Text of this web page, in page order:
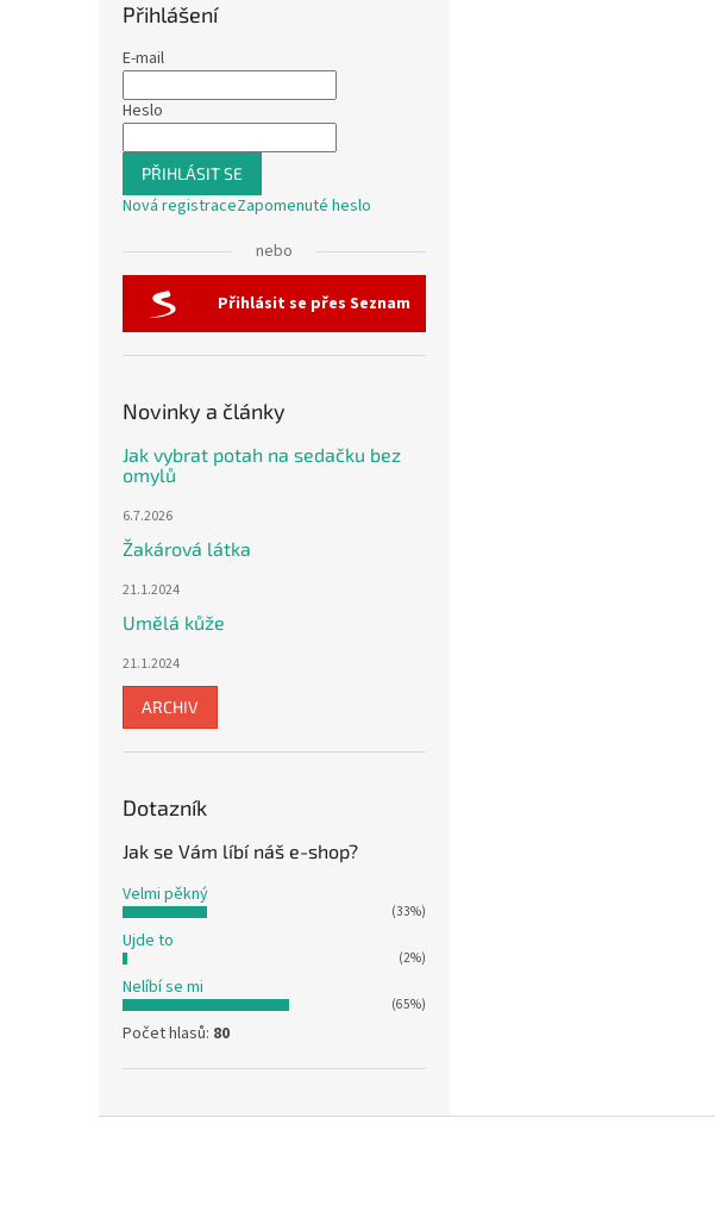
Přihlášení
E-mail
Heslo
PŘIHLÁSIT SE
Nová registraceZapomenuté heslo
nebo
Přihlásit se přes Seznam
Novinky a články
Jak vybrat potah na sedačku bez
omylů
6.7.2026
Žakárová látka
21.1.2024
Umělá kůže
21.1.2024
ARCHIV
Dotazník
Jak se Vám líbí náš e-shop?
Velmi pěkný
(33%)
Ujde to
(2%)
Nelíbí se mi
(65%)
Počet hlasů: 80